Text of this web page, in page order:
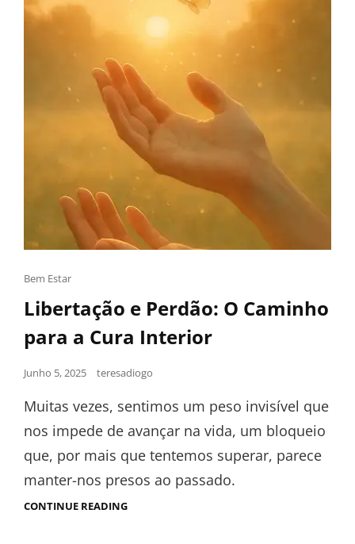
Bem Estar
Libertação e Perdão: O Caminho
para a Cura Interior
Junho 5, 2025 teresadiogo
Muitas vezes, sentimos um peso invisível que
nos impede de avançar na vida, um bloqueio
que, por mais que tentemos superar, parece
manter-nos presos ao passado.
CONTINUE READING